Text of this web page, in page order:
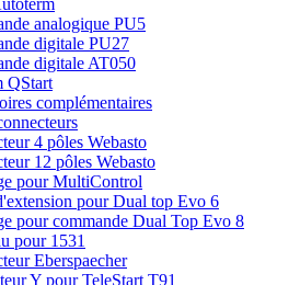
analogique PU5
digitale PU27
digitale AT050
QStart
complémentaires
4 pôles Webasto
12 pôles Webasto
pour MultiControl
pour Dual top Evo 6
pour commande Dual Top Evo 8
pour 1531
Eberspaecher
Y pour TeleStart T91